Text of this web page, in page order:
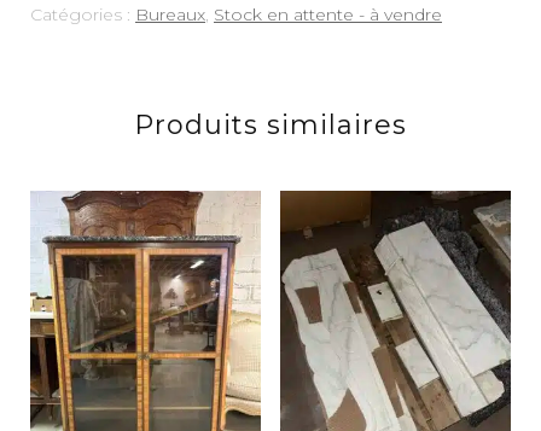
Catégories : Bureaux Stock en attente - à vendre
Produits similaires